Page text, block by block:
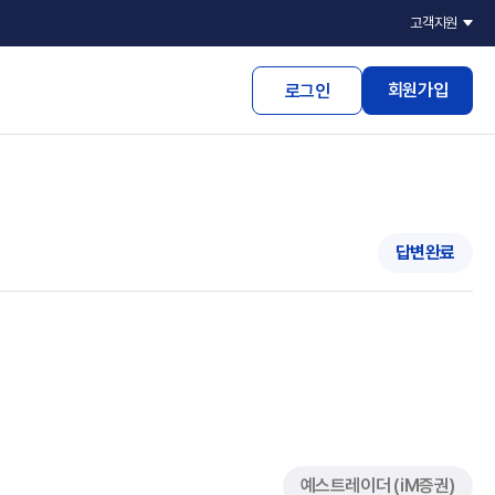
고객지원
로그인 회원가입
답변완료
예스트레이더 (iM증권)